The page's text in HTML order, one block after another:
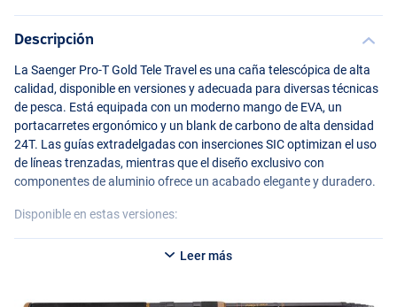
Descripción
La Saenger Pro-T Gold Tele Travel es una caña telescópica de alta
calidad, disponible en versiones y adecuada para diversas técnicas
de pesca. Está equipada con un moderno mango de EVA, un
portacarretes ergonómico y un blank de carbono de alta densidad
24T. Las guías extradelgadas con insercionesSICoptimizan el uso
de líneas trenzadas, mientras que el diseño exclusivo con
componentes de aluminio ofrece un acabado elegante y duradero.
Disponible en estas versiones:
- Peso de lanzamiento: 10-30g
Leer más